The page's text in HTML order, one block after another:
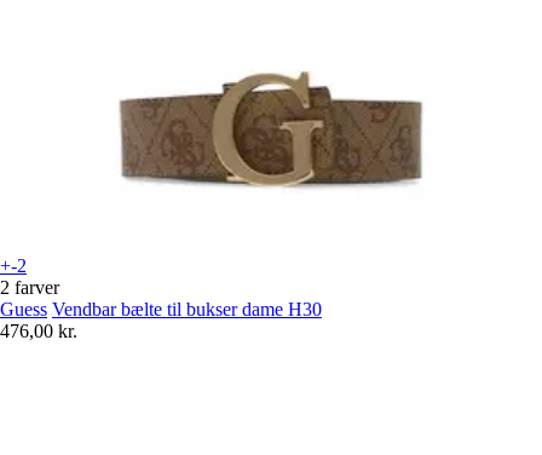
+-2
2 farver
Guess Vendbar bælte til bukser dame H30
476,00 kr.